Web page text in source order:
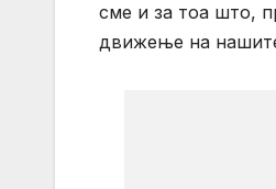
сме и за тоа што,
движење на